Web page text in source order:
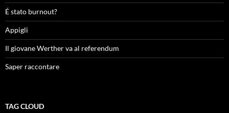
É stato burnout?
Appigli
Il giovane Werther va al referendum
Saper raccontare
TAG CLOUD